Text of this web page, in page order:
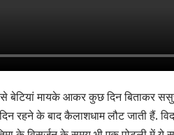
बेटियां मायके आकर कुछ दिन बिताकर
रहने के बाद कैलाशधाम लौट जाती हैं.